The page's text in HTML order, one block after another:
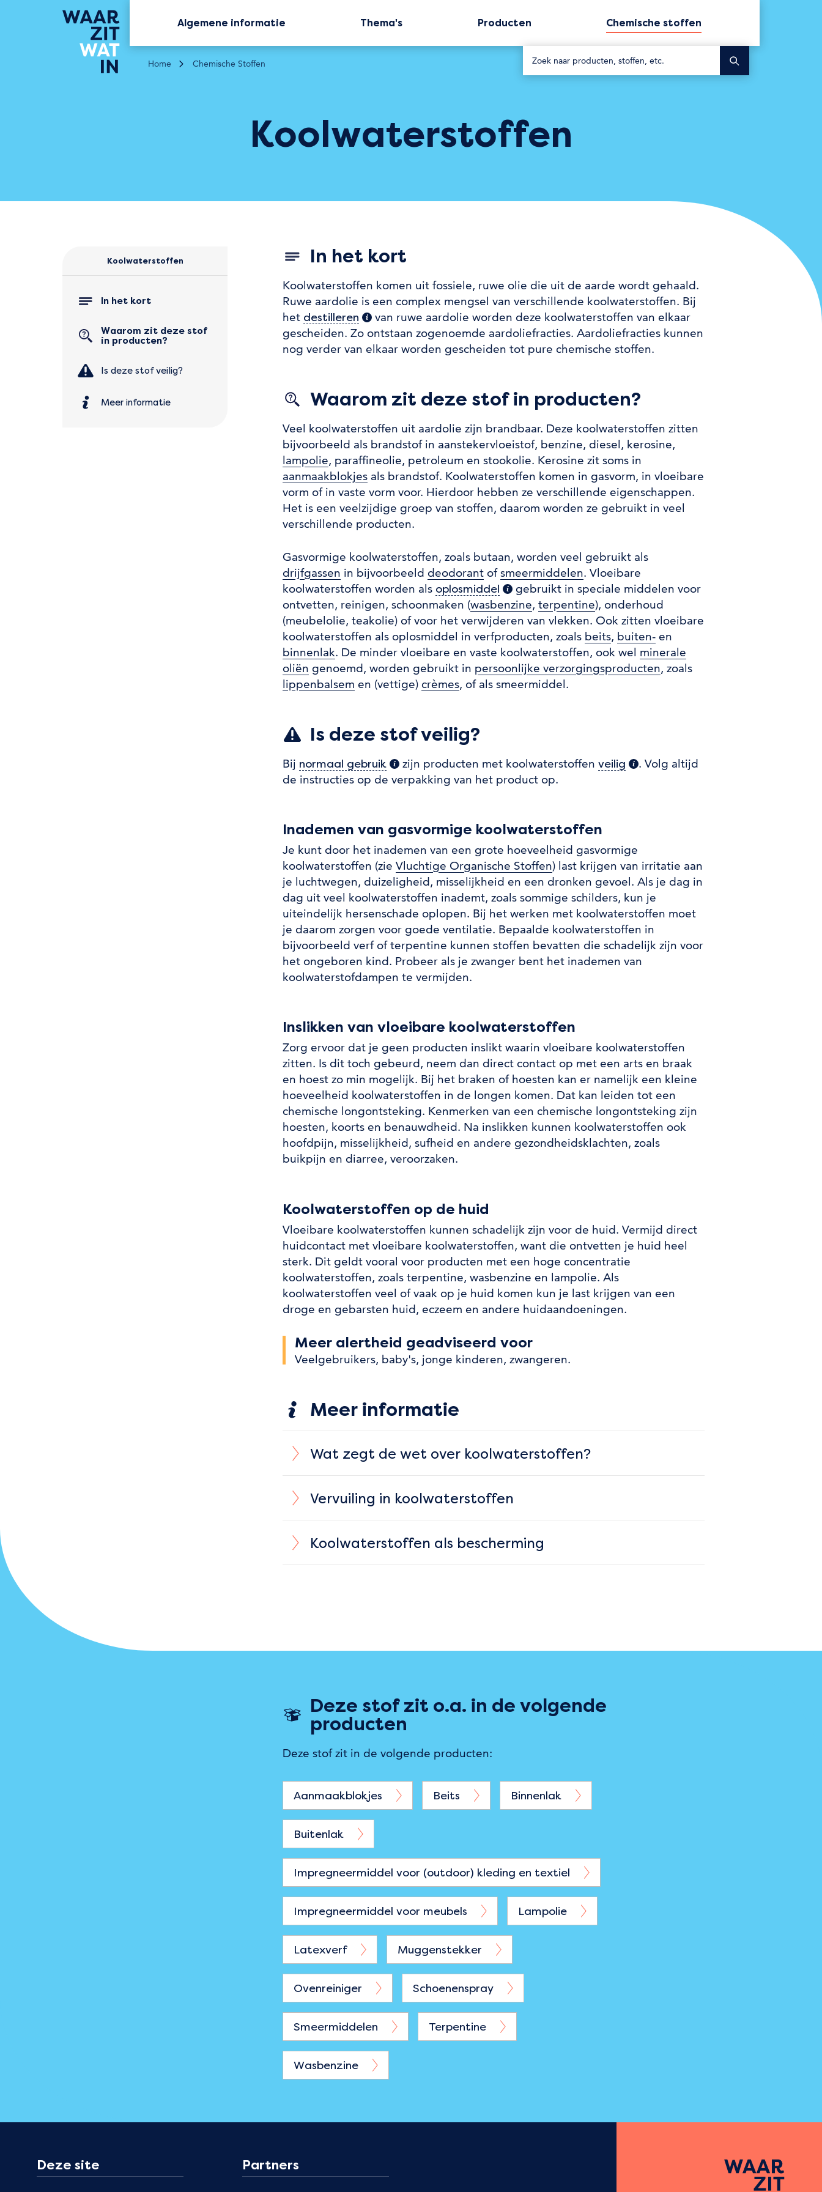
Algemene informatie Thema's Producten Chemische stoffen
Zoek
Home Chemische Stoffen
Koolwaterstoffen
Koolwaterstoffen
In het kort
Waarom zit deze stof
in producten?
Is deze stof veilig?
Meer informatie
In het kort
Koolwaterstoffen komen uit fossiele, ruwe olie die uit de aarde wordt gehaald.
Ruwe aardolie is een complex mengsel van verschillende koolwaterstoffen. Bij
het destilleren (extra informatie)
van ruwe aardolie worden deze koolwaterstoffen van elkaar
gescheiden. Zo ontstaan zogenoemde aardoliefracties. Aardoliefracties kunnen
nog verder van elkaar worden gescheiden tot pure chemische stoffen.
Waarom zit deze stof in producten?
Veel koolwaterstoffen uit aardolie zijn brandbaar. Deze koolwaterstoffen zitten
bijvoorbeeld als brandstof in aanstekervloeistof, benzine, diesel, kerosine,
lampolie, paraffineolie, petroleum en stookolie. Kerosine zit soms in
aanmaakblokjes als brandstof. Koolwaterstoffen komen in gasvorm, in vloeibare
vorm of in vaste vorm voor. Hierdoor hebben ze verschillende eigenschappen.
Het is een veelzijdige groep van stoffen, daarom worden ze gebruikt in veel
verschillende producten.
Gasvormige koolwaterstoffen, zoals butaan, worden veel gebruikt als
drijfgassen in bijvoorbeeld deodorant ofsmeermiddelen. Vloeibare
koolwaterstoffen worden als oplosmiddel (extra informatie)
gebruikt in speciale middelen voor
ontvetten, reinigen, schoonmaken (wasbenzine, terpentine), onderhoud
(meubelolie, teakolie) of voor het verwijderen van vlekken. Ook zitten vloeibare
koolwaterstoffen als oplosmiddel in verfproducten, zoals beits, buiten- en
binnenlak. De minder vloeibare en vaste koolwaterstoffen, ook wel minerale
oliën genoemd, worden gebruikt in persoonlijke verzorgingsproducten, zoals
lippenbalsem en (vettige) crèmes, of als smeermiddel.
Is deze stof veilig?
Bij normaal gebruik (extra informatie)
zijn producten met koolwaterstoffen veilig (extra informatie)
. Volg altijd
de instructies op de verpakking van het product op.
Inademen van gasvormige koolwaterstoffen
Je kunt door het inademen van een grote hoeveelheid gasvormige
koolwaterstoffen (zie Vluchtige Organische Stoffen) last krijgen van irritatie aan
je luchtwegen, duizeligheid, misselijkheid en een dronken gevoel. Als je dag in
dag uit veel koolwaterstoffen inademt, zoals sommige schilders, kun je
uiteindelijk hersenschade oplopen. Bij het werken met koolwaterstoffen moet
je daarom zorgen voor goede ventilatie. Bepaalde koolwaterstoffen in
bijvoorbeeld verf of terpentine kunnen stoffen bevatten die schadelijk zijn voor
het ongeboren kind. Probeer als je zwanger bent het inademen van
koolwaterstofdampen te vermijden.
Inslikken van vloeibare koolwaterstoffen
Zorg ervoor dat je geen producten inslikt waarin vloeibare koolwaterstoffen
zitten. Is dit toch gebeurd, neem dan direct contact op met een arts en braak
en hoest zo min mogelijk. Bij het braken of hoesten kan er namelijk een kleine
hoeveelheid koolwaterstoffen in de longen komen. Dat kan leiden tot een
chemische longontsteking. Kenmerken van een chemische longontsteking zijn
hoesten, koorts en benauwdheid. Na inslikken kunnen koolwaterstoffen ook
hoofdpijn, misselijkheid, sufheid en andere gezondheidsklachten, zoals
buikpijn en diarree, veroorzaken.
Koolwaterstoffen op de huid
Vloeibare koolwaterstoffen kunnen schadelijk zijn voor de huid. Vermijd direct
huidcontact met vloeibare koolwaterstoffen, want die ontvetten je huid heel
sterk. Dit geldt vooral voor producten met een hoge concentratie
koolwaterstoffen, zoals terpentine, wasbenzine en lampolie. Als
koolwaterstoffen veel of vaak op je huid komen kun je last krijgen van een
droge en gebarsten huid, eczeem en andere huidaandoeningen.
Meer alertheid geadviseerd voor
Veelgebruikers, baby's, jonge kinderen, zwangeren.
Meer informatie
Wat zegt de wet over koolwaterstoffen?
Vervuiling in koolwaterstoffen
Koolwaterstoffen als bescherming
Deze stof zit o.a. in de volgende
producten
Deze stof zit in de volgende producten:
Aanmaakblokjes Beits Binnenlak
Buitenlak
Impregneermiddel voor (outdoor) kleding en textiel
Impregneermiddel voor meubels Lampolie
Latexverf Muggenstekker
Ovenreiniger Schoenenspray
Smeermiddelen Terpentine
Wasbenzine
Deze site Partners